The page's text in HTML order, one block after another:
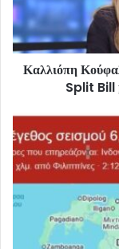
Καλλιόπη
Split Bill